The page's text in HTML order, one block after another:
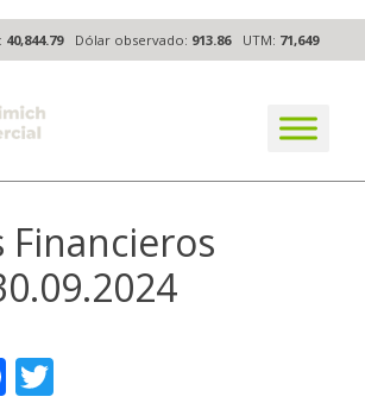
40,844.79 Dólar observado: 913.86 UTM: 71,649
formula
Financieros
Facebook